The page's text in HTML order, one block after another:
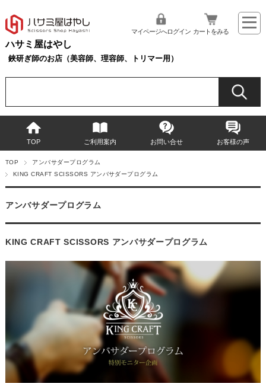
ハサミ屋はやし
鋏研ぎ師のお店（美容師、理容師、トリマー用）
マイページへログイン カートをみる
TOP ご利用案内 お問い合せ お客様の声
TOP
アンバサダープログラム
KING CRAFT SCISSORS アンバサダープログラム
アンバサダープログラム
KING CRAFT SCISSORS アンバサダープログラム